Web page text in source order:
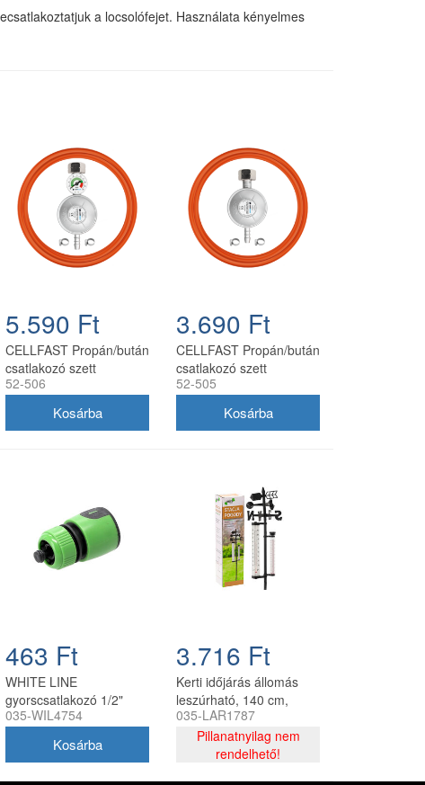
a locsolófejet. Használata kényelmes
5.590 Ft
CELLFAST Propán/bután
csatlakozó szett
nyomásmérővel
52-506
3.690 Ft
CELLFAST Propán/bután
csatlakozó szett
52-505
463 Ft
WHITE LINE
gyorscsatlakozó 1/2"
stoppos CH
035-WIL4754
3.716 Ft
Kerti időjárás állomás
leszúrható, 140 cm,
fekete
035-LAR1787
Pillanatnyilag nem
rendelhető!